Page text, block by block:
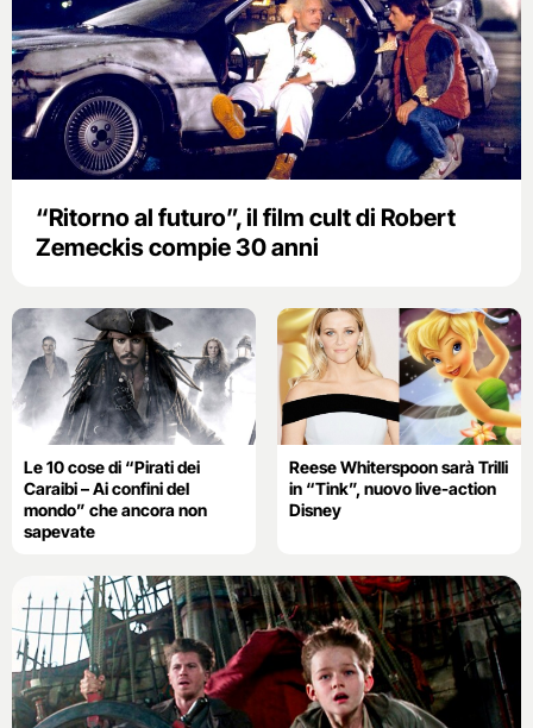
“Ritorno al futuro”, il film cult di Robert
Zemeckis compie 30 anni
Le 10 cose di “Pirati dei
Caraibi – Ai confini del
mondo” che ancora non
sapevate
Reese Whiterspoon sarà Trilli
in “Tink”, nuovo live-action
Disney